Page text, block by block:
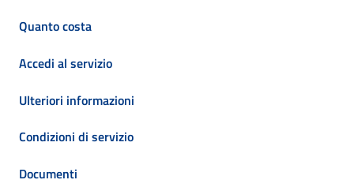
Quanto costa
Accedi al servizio
Ulteriori informazioni
Condizioni di servizio
Documenti